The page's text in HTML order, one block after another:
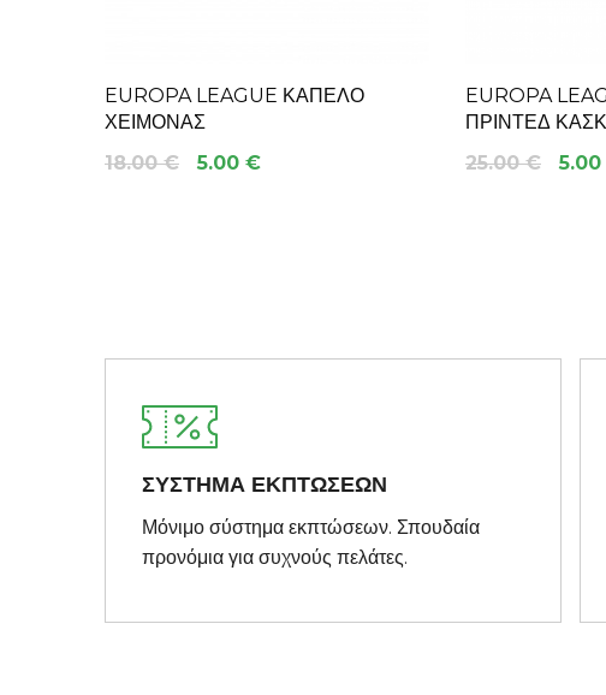
EUROPA LEAGUE ΚΑΠΕΛΟ
ΧΕΙΜΟΝΑΣ
18.00 €
5.00 €
EUROPA
ΠΡΙΝΤΕΔ
25.00 €
ΣΥΣΤΗΜΑ ΕΚΠΤΩΣΕΩΝ
Μόνιμο σύστημα εκπτώσεων. Σπουδαία
προνόμια για συχνούς πελάτες.